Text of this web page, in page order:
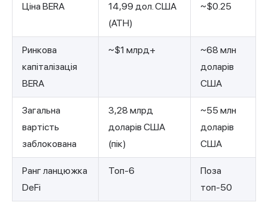
Ціна BERA
14,99 дол. США
(ATH)
~$0.25
Ринкова
капіталізація
BERA
~$1 млрд+
~68 млн
доларів
США
Загальна
вартість
заблокована
3,28 млрд
доларів США
(пік)
~55 млн
доларів
США
Ранг ланцюжка
DeFi
Топ-6
Поза
топ-50